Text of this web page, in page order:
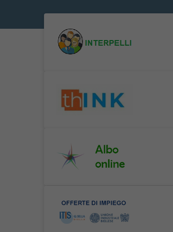
Image of Interpelli
Image of Giornalino
Image of Amministrazione
Image of Offerte di lavoro